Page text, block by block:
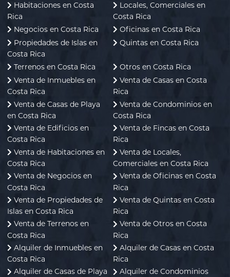
Habitaciones en Costa
Rica
Locales, Comerciales en
Costa Rica
Negocios en Costa Rica
Oficinas en Costa Rica
Propiedades de Islas en
Costa Rica
Quintas en Costa Rica
Terrenos en Costa Rica
Otros en Costa Rica
Venta de Inmuebles en
Costa Rica
Venta de Casas en Costa
Rica
Venta de Casas de Playa
en Costa Rica
Venta de Condominios en
Costa Rica
Venta de Edificios en
Costa Rica
Venta de Fincas en Costa
Rica
Venta de Habitaciones en
Costa Rica
Venta de Locales,
Comerciales en Costa Rica
Venta de Negocios en
Costa Rica
Venta de Oficinas en Costa
Rica
Venta de Propiedades de
Islas en Costa Rica
Venta de Quintas en Costa
Rica
Venta de Terrenos en
Costa Rica
Venta de Otros en Costa
Rica
Alquiler de Inmuebles en
Costa Rica
Alquiler de Casas en Costa
Rica
Alquiler de Casas de Playa
Alquiler de Condominios